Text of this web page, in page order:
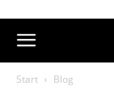
Start Blog